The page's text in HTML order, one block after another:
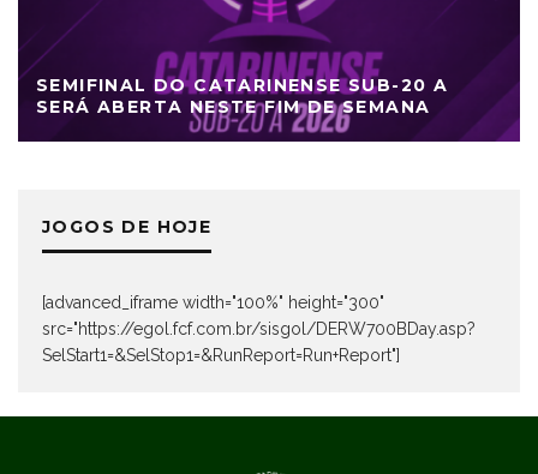
SEMIFINAL DO CATARINENSE SUB-20 A
SERÁ ABERTA NESTE FIM DE SEMANA
JOGOS DE HOJE
[advanced_iframe width="100%" height="300"
src="https://egol.fcf.com.br/sisgol/DERW700BDay.asp?
SelStart1=&SelStop1=&RunReport=Run+Report"]